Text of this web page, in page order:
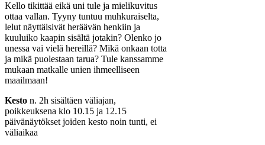
Kello tikittää eikä uni tule ja mielikuvitus
ottaa vallan. Tyyny tuntuu muhkuraiselta,
lelut näyttäisivät heräävän henkiin ja
kuuluiko kaapin sisältä jotakin? Olenko jo
unessa vai vielä hereillä? Mikä onkaan totta
ja mikä puolestaan tarua? Tule kanssamme
mukaan matkalle unien ihmeelliseen
maailmaan!
Kesto n. 2h sisältäen väliajan,
poikkeuksena klo 10.15 ja 12.15
päivänäytökset joiden kesto noin tunti, ei
väliaikaa